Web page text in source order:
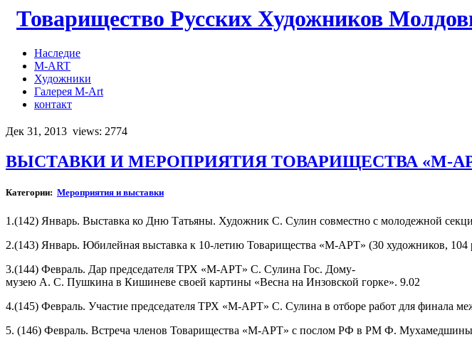
Товарищество Русских Художников
Наследие
M-ART
Художники
Галерея M-Art
контакт
Дек 31, 2013 views: 2774
ВЫСТАВКИ И МЕРОПРИЯТИЯ ТОВАРИЩЕСТВА «М-
Категории: Мероприятия и выставки
1.(142) Январь. Выставка ко Дню Татьяны. Художник С. Сулин совместно с молодежной
2.(143) Январь. Юбилейная выставка к 10-летию Товарищества «М-АРТ» (30 художников,
3.(144) Февраль. Дар председателя ТРХ «М-АРТ» С. Сулина Гос. Дому-
музею А. С. Пушкина в Кишиневе своей картины «Весна на Инзовской горке». 9.02
4.(145) Февраль. Участие председателя ТРХ «М-АРТ» С. Сулина в отборе работ для финала
5. (146) Февраль. Встреча членов Товарищества «М-АРТ» с послом РФ в РМ Ф.